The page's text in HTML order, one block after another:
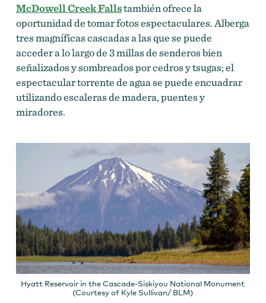
McDowell Creek Fallstambién ofrece la
oportunidad de tomar fotos espectaculares. Alberga
tres magníficas cascadas a las que se puede
acceder a lo largo de 3 millas de senderos bien
señalizados y sombreados por cedros y tsugas; el
espectacular torrente de agua se puede encuadrar
utilizando escaleras de madera, puentes y
miradores.
Hyatt Reservoir in the Cascade-Siskiyou National Monument
(Courtesy of Kyle Sullivan/ BLM)